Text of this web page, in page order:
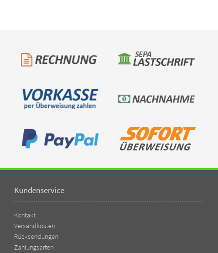
Kundenservice
Kontakt
Versandkosten
Rücksendungen
Zahlungsarten